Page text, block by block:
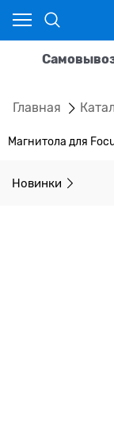
Главная
Магнитола для
Новинки